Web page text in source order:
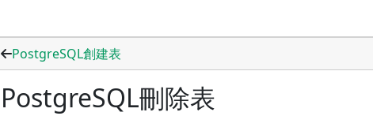
PostgreSQL創建表
PostgreSQL刪除表